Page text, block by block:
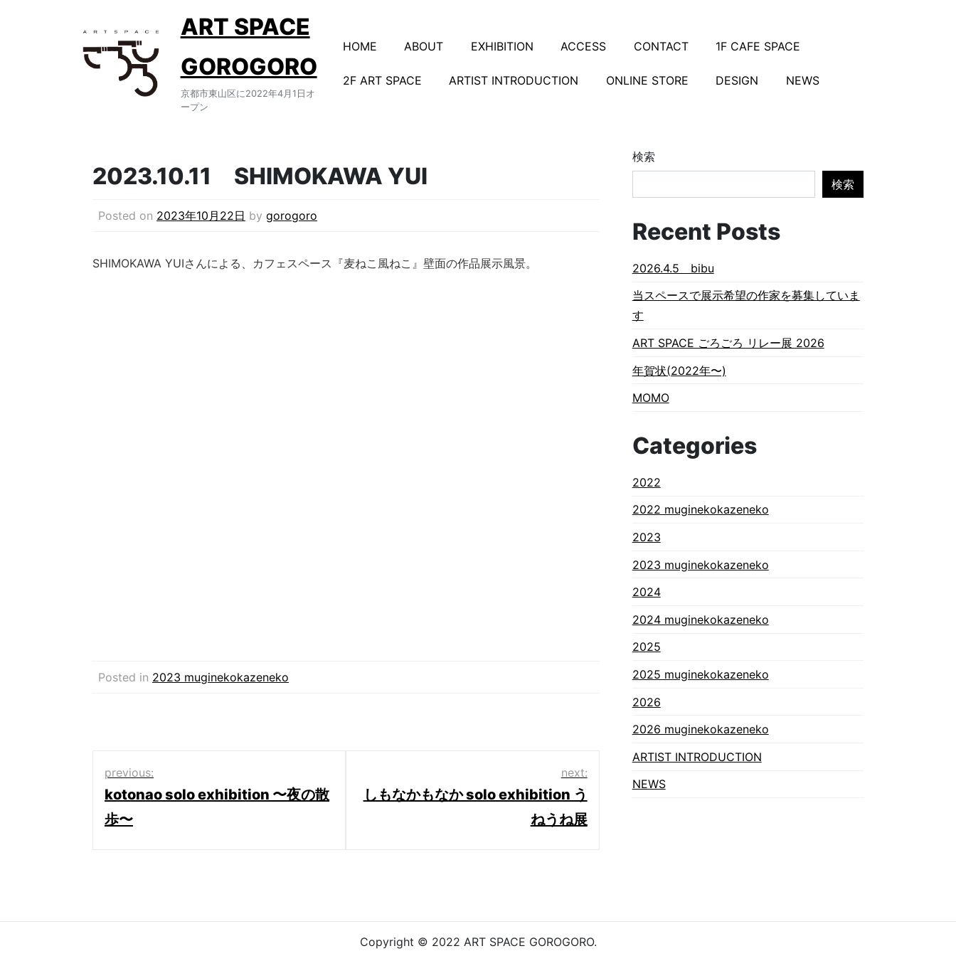
ART SPACE
GOROGORO
京都市東山区に2022年4月1日オ
ープン
HOME ABOUT EXHIBITION ACCESS CONTACT 1F CAFE SPACE
2F ART SPACE ARTIST INTRODUCTION ONLINE STORE DESIGN NEWS
2023.10.11 SHIMOKAWA YUI
Posted on 2023年10月22日 by gorogoro
SHIMOKAWA YUIさんによる、カフェスペース『麦ねこ風ねこ』壁面の作品展示風景。
Posted in 2023 muginekokazeneko
投
稿
ナ
previous:
kotonao solo exhibition 〜夜の散
歩〜
next:
しもなかもなか solo exhibition う
ねうね展
検索
検索
Recent Posts
2026.4.5 bibu
当スペースで展示希望の作家を募集していま
す
ART SPACE ごろごろ リレー展 2026
年賀状(2022年〜)
MOMO
Categories
2022
2022 muginekokazeneko
2023
2023 muginekokazeneko
2024
2024 muginekokazeneko
2025
2025 muginekokazeneko
2026
2026 muginekokazeneko
ARTIST INTRODUCTION
NEWS
Copyright © 2022 ART SPACE GOROGORO.